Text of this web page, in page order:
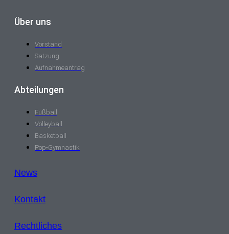
Über uns
Vorstand
Satzung
Aufnahmeantrag
Abteilungen
Fußball
Volleyball
Basketball
Pop-Gymnastik
News
Kontakt
Rechtliches